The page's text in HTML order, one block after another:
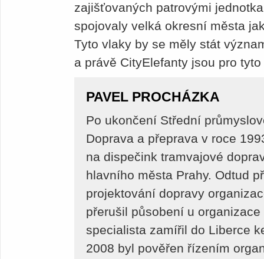
zajišťovaných patrovými
spojovaly velká okresní města
Tyto vlaky by se měly stát
a právě CityElefanty jsou pro
PAVEL PROCHÁZKA
Po ukončení Střední
Doprava a přeprava v roce
na dispečink tramvajové
hlavního města Prahy. Odtud
projektování dopravy
přerušil působení u
specialista zamířil do Liberce
2008 byl pověřen řízením